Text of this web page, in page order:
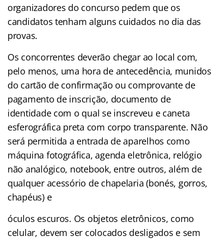
organizadores do concurso pedem que os
candidatos tenham alguns cuidados no dia das
provas.
Os concorrentes deverão chegar ao local com,
pelo menos, uma hora de antecedência, munidos
do cartão de confirmação ou comprovante de
pagamento de inscrição, documento de
identidade com o qual se inscreveu e caneta
esferográfica preta com corpo transparente. Não
será permitida a entrada de aparelhos como
máquina fotográfica, agenda eletrônica, relógio
não analógico, notebook, entre outros, além de
qualquer acessório de chapelaria (bonés, gorros,
chapéus) e
óculos escuros. Os objetos eletrônicos, como
celular, devem ser colocados desligados e sem